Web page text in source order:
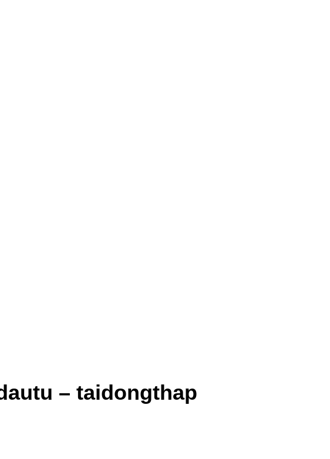
– taidongthap